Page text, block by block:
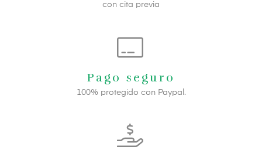
con cita previa
Pago seguro
100% protegido con Paypal.